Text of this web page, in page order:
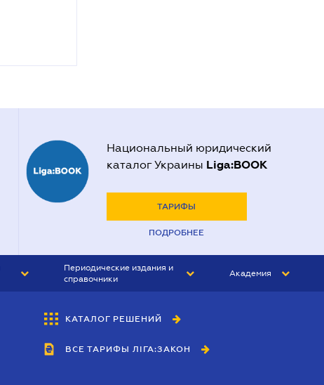
Национальный юридический
каталог Украины Liga:BOOK
ТАРИФЫ
ПОДРОБНЕЕ
Периодические издания и
справочники
БУХГАЛТЕР&ЗАКОН
ВЕСТНИК МСФО
Академия
КАТАЛОГ РЕШЕНИЙ
ВСЕ ТАРИФЫ ЛІГА:ЗАКОН